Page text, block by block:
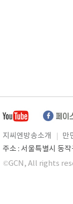
지씨엔방송소개 만
주소 : 서울특별시 동
©GCN, All rights